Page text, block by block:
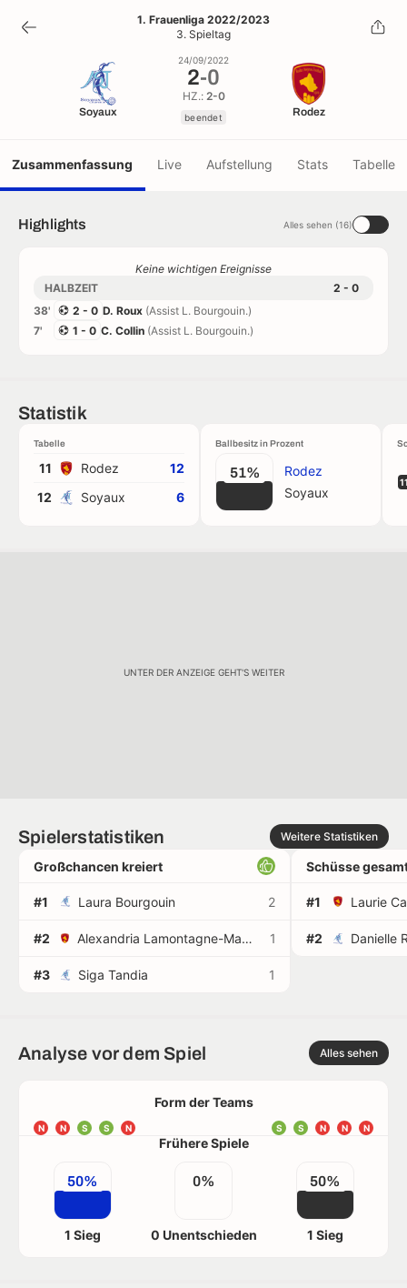
2-0
beendet
1. Frauenliga 2022/2023
3. Spieltag
Soyaux
24/09/2022
2-0
HZ.: 2-0
beendet Rodez
Zusammenfassung Live Aufstellung Stats Tabelle
Highlights Alles sehen (16)
Keine wichtigen Ereignisse
HALBZEIT
2 - 0
38'
2 - 0 D. Roux (Assist L. Bourgouin.)
7'
1 - 0 C. Collin (Assist L. Bourgouin.)
Statistik
Tabelle
11 Rodez
12
12
Soyaux 6
Ballbesitz in Prozent
51%
Rodez
Soyaux
UNTER DER ANZEIGE GEHT'S WEITER
Spielerstatistiken Weitere Statistiken
Großchancen kreiert
#1 Laura Bourgouin 2
#2 Alexandria Lamontagne-Maycock 1
#3 Siga Tandia 1
Schüsse
#1 Laurie
#2 Danielle
Analyse vor dem Spiel Alles sehen
Form der Teams
N N S S N N
N
N
S
S
Frühere Spiele
50%
1 Sieg
0%
0 Unentschieden
50%
1 Sieg